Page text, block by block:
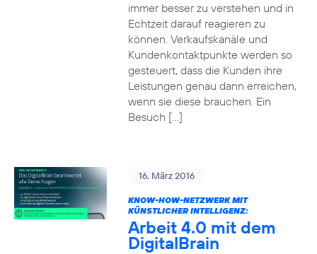
immer besser zu verstehen und in
Echtzeit darauf reagieren zu
können. Verkaufskanäle und
Kundenkontaktpunkte werden so
gesteuert, dass die Kunden ihre
Leistungen genau dann erreichen,
wenn sie diese brauchen. Ein
Besuch […]
16. März 2016
KNOW-HOW-NETZWERK MIT
KÜNSTLICHER INTELLIGENZ:
Arbeit 4.0 mit dem
DigitalBrain